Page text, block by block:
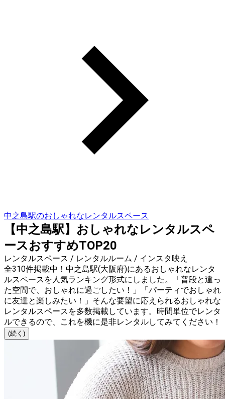
中之島駅のおしゃれなレンタルスペース
【中之島駅】おしゃれなレンタルスペ
ースおすすめTOP20
レンタルスペース / レンタルルーム / インスタ映え
全310件掲載中！中之島駅(大阪府)にあるおしゃれなレンタ
ルスペースを人気ランキング形式にしました。「普段と違っ
た空間で、おしゃれに過ごしたい！」「パーティでおしゃれ
に友達と楽しみたい！」そんな要望に応えられるおしゃれな
レンタルスペースを多数掲載しています。時間単位でレンタ
ルできるので、これを機に是非レンタルしてみてください！
(続く)